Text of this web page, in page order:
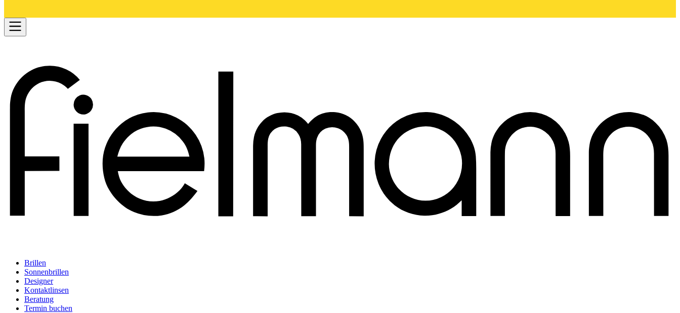
Brillen
Sonnenbrillen
Designer
Kontaktlinsen
Beratung
Termin buchen